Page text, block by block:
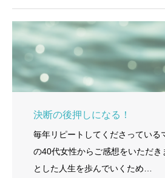
決断の後押しになる！
毎年リピートしてくださっている
の40代女性からご感想をいただきました
とした人生を歩んでいくため…